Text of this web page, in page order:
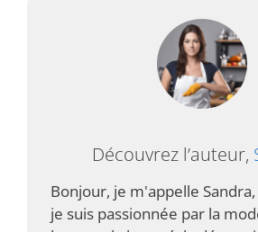
Découvrez l’auteur,
Bonjour, je m'appelle
je suis passionnée par la